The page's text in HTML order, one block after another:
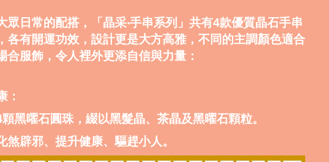
眾日常的配搭，「晶采‧手串系列」共有4款優質晶石手串
各有開運功效，設計更是大方高雅，不同的主調顏色適合
合服飾，令人裡外更添自信與力量：
：
顆黑曜石圓珠，綴以黑髮晶、茶晶及黑曜石顆粒。
煞辟邪、提升健康、驅趕小人。